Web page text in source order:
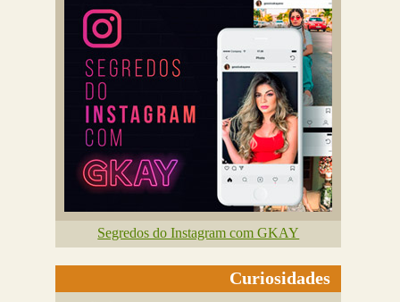
Segredos do Instagram com GKAY
Curiosidades